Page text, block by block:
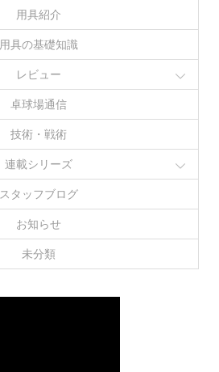
用具紹介
用具の基礎知識
レビュー
卓球場通信
技術・戦術
連載シリーズ
スタッフブログ
お知らせ
未分類